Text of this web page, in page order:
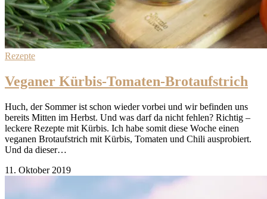
Rezepte
Veganer Kürbis-Tomaten-Brotaufstrich
Huch, der Sommer ist schon wieder vorbei und wir befinden uns
bereits Mitten im Herbst. Und was darf da nicht fehlen? Richtig –
leckere Rezepte mit Kürbis. Ich habe somit diese Woche einen
veganen Brotaufstrich mit Kürbis, Tomaten und Chili ausprobiert.
Und da dieser…
11. Oktober 2019